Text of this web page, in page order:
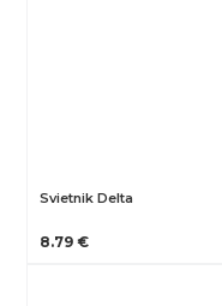
Svietnik Delta
8.79 €